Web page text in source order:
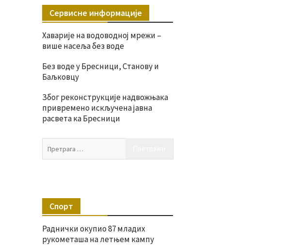
Сервисне информације
Хаварије на водоводној мрежи –
више насеља без воде
Без воде у Бресници, Станову и
Баљковцу
Због реконструкције надвожњака
привремено искључена јавна
расвета ка Бресници
Спорт
Раднички окупио 87 младих
рукометаша на летњем кампу